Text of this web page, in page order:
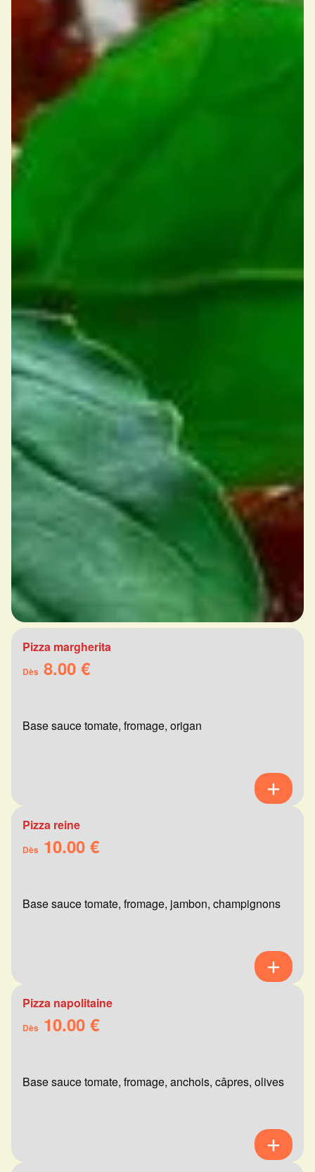
Pizza margherita
Dès 8.00 €
Base sauce tomate, fromage, origan
Pizza reine
Dès 10.00 €
Base sauce tomate, fromage, jambon, champignons
Pizza napolitaine
Dès 10.00 €
Base sauce tomate, fromage, anchois, câpres, olives